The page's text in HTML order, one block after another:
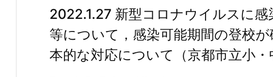
2022.1.27 新型コロナウイルスに感
等について，感染可能期間の登校
本的な対応について（京都市立小・